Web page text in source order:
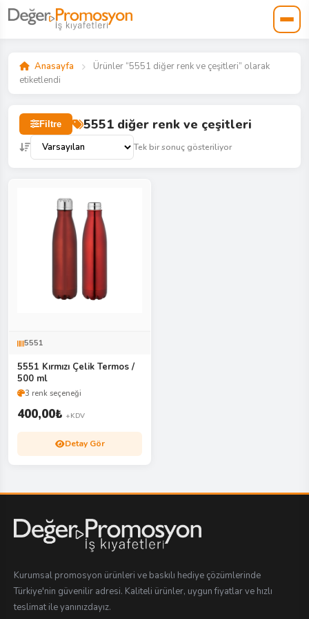
Anasayfa
Ürünler “5551 diğer renk ve çeşitleri” olarak
etiketlendi
Filtre 5551 diğer renk ve çeşitleri
Tek bir sonuç gösteriliyor
5551
5551 Kırmızı Çelik Termos /
500 ml
3 renk seçeneği
400,00₺ +KDV
Detay Gör
Kurumsal promosyon ürünleri ve baskılı hediye çözümlerinde
Türkiye'nin güvenilir adresi. Kaliteli ürünler, uygun fiyatlar ve hızlı
teslimat ile yanınızdayız.